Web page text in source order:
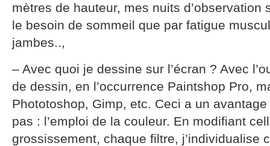
mètres de hauteur, mes nuits d’observation
le besoin de sommeil que par fatigue
jambes..,
– Avec quoi je dessine sur l’écran ? Avec
de dessin, en l’occurrence Paintshop Pro,
Phototoshop, Gimp, etc. Ceci a un
pas : l’emploi de la couleur. En modifiant
grossissement, chaque filtre, j’individualise